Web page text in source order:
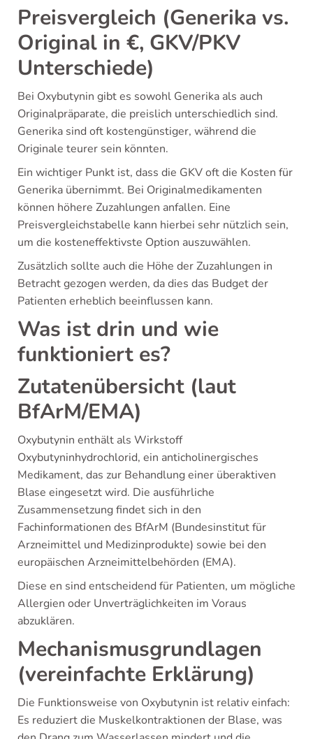
Preisvergleich (Generika vs.
Original in €, GKV/PKV
Unterschiede)
Bei Oxybutynin gibt es sowohl Generika als auch
Originalpräparate, die preislich unterschiedlich sind.
Generika sind oft kostengünstiger, während die
Originale teurer sein könnten.
Ein wichtiger Punkt ist, dass die GKV oft die Kosten für
Generika übernimmt. Bei Originalmedikamenten
können höhere Zuzahlungen anfallen. Eine
Preisvergleichstabelle kann hierbei sehr nützlich sein,
um die kosteneffektivste Option auszuwählen.
Zusätzlich sollte auch die Höhe der Zuzahlungen in
Betracht gezogen werden, da dies das Budget der
Patienten erheblich beeinflussen kann.
Was ist drin und wie
funktioniert es?
Zutatenübersicht (laut
BfArM/EMA)
Oxybutynin enthält als Wirkstoff
Oxybutyninhydrochlorid, ein anticholinergisches
Medikament, das zur Behandlung einer überaktiven
Blase eingesetzt wird. Die ausführliche
Zusammensetzung findet sich in den
Fachinformationen des BfArM (Bundesinstitut für
Arzneimittel und Medizinprodukte) sowie bei den
europäischen Arzneimittelbehörden (EMA).
Diese en sind entscheidend für Patienten, um mögliche
Allergien oder Unverträglichkeiten im Voraus
abzuklären.
Mechanismusgrundlagen
(vereinfachte Erklärung)
Die Funktionsweise von Oxybutynin ist relativ einfach:
Es reduziert die Muskelkontraktionen der Blase, was